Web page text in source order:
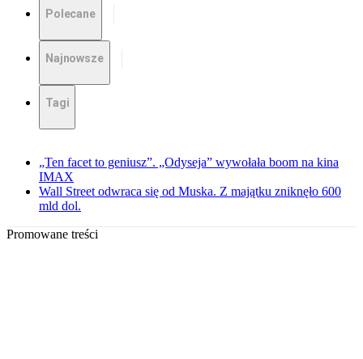
Polecane
Najnowsze
Tagi
„Ten facet to geniusz”. „Odyseja” wywołała boom na kina
IMAX
Wall Street odwraca się od Muska. Z majątku zniknęło 600
mld dol.
Promowane treści